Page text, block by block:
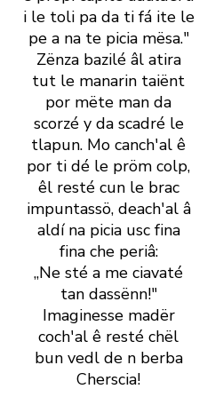
i le toli pa da ti fá ite le
pe a na te picia mësa."
Zënza bazilé âl atira
tut le manarin taiënt
por mëte man da
scorzé y da scadré le
tlapun. Mo canch' al ê
por ti dé le pröm colp,
êl resté cun le brac
impuntassö, deach' al â
aldí na picia usc fina
fina che periâ:
„Ne sté a me ciavaté
tan dassënn!"
Imaginesse madër
coch' al ê resté chël
bun vedl de n berba
Cherscia!